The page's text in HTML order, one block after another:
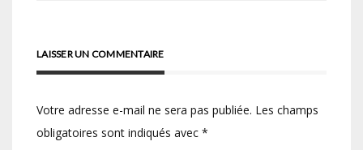
LAISSER UN COMMENTAIRE
Votre adresse e-mail ne sera pas publiée. Les champs
obligatoires sont indiqués avec *